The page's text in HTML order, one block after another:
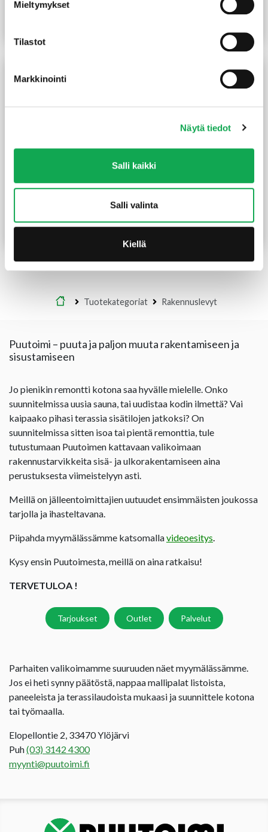
Mieltymykset
Tilastot
Markkinointi
Näytä tiedot
Salli kaikki
Salli valinta
Kiellä
13,80€/m2
Havuvaneri kilo-laatu 30
Koivuvaneri BB-WG 6,5
mm
Etusivu
Tuotekategoriat Rakennuslevyt
Puutoimi – puuta ja paljon muuta rakentamiseen ja
sisustamiseen
Jo pienikin remontti kotona saa hyvälle mielelle. Onko
suunnitelmissa uusia sauna, tai uudistaa kodin ilmettä? Vai
kaipaako pihasi terassia sisätilojen jatkoksi? On
suunnitelmissa sitten isoa tai pientä remonttia, tule
tutustumaan Puutoimen kattavaan valikoimaan
rakennustarvikkeita sisä- ja ulkorakentamiseen aina
perustuksesta viimeistelyyn asti.
Meillä on jälleentoimittajien uutuudet ensimmäisten joukossa
tarjolla ja ihasteltavana.
Piipahda myymälässämme katsomallavideoesitys
Kysy ensin Puutoimesta, meillä on aina ratkaisu!
TERVETULOA !
Tarjoukset Outlet Palvelut
Parhaiten valikoimamme suuruuden näet myymälässämme.
Jos ei heti synny päätöstä, nappaa mallipalat listoista,
paneeleista ja terassilaudoista mukaasi ja suunnittele kotona
tai työmaalla.
Elopellontie 2, 33470 Ylöjärvi
Puh(03) 3142 4300
myynti@puutoimi.fi